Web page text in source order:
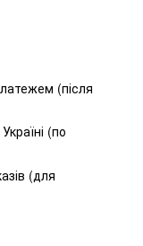
(після
(по
(для